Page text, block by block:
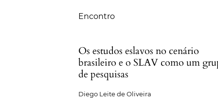
Encontro
Os estudos eslavos no cenário
brasileiro e o SLAV como um
de pesquisas
Diego Leite de Oliveira